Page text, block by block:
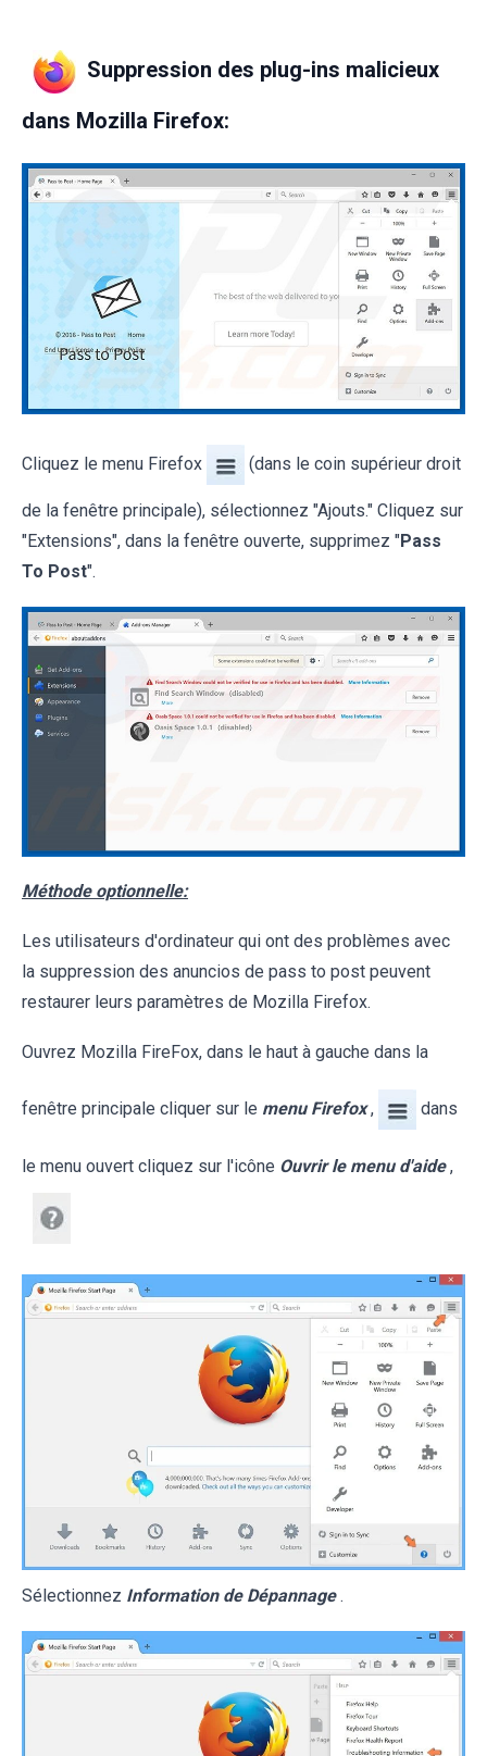
Suppression des plug-ins malicieux
dans Mozilla Firefox:
Cliquez le menu Firefox (dans le coin supérieur droit
de la fenêtre principale), sélectionnez "Ajouts." Cliquez sur
"Extensions", dans la fenêtre ouverte, supprimez "Pass
To Post".
Méthode optionnelle:
Les utilisateurs d'ordinateur qui ont des problèmes avec
la suppression des anuncios de pass to post peuvent
restaurer leurs paramètres de Mozilla Firefox.
Ouvrez Mozilla FireFox, dans le haut à gauche dans la
fenêtre principale cliquer sur le menu Firefox , dans
le menu ouvert cliquez sur l'icône Ouvrir le menu d'aide ,
Sélectionnez Information de Dépannage .